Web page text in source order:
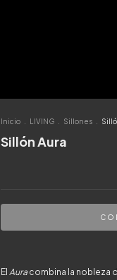
Inicio LIVING Sillones
Sillón Aura
El Aura combina la nobleza